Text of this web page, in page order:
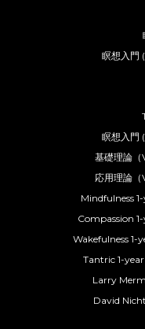
瞑想入門
瞑想入門
基礎理論
応用理論
Mindfulness
Compassion
Wakefulness 1-
Tantric 1-
Larry
David